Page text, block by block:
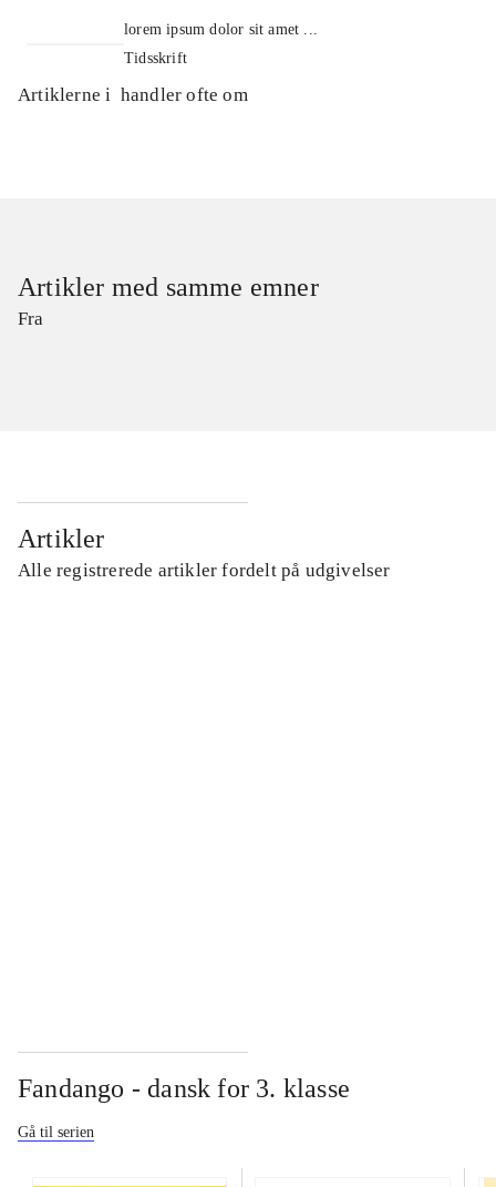
lorem ipsum dolor sit amet ...
Tidsskrift
Artiklerne i handler ofte om
Artikler med samme emner
Fra
Artikler
Alle registrerede artikler fordelt på udgivelser
Fandango - dansk for 3. klasse
Gå til serien